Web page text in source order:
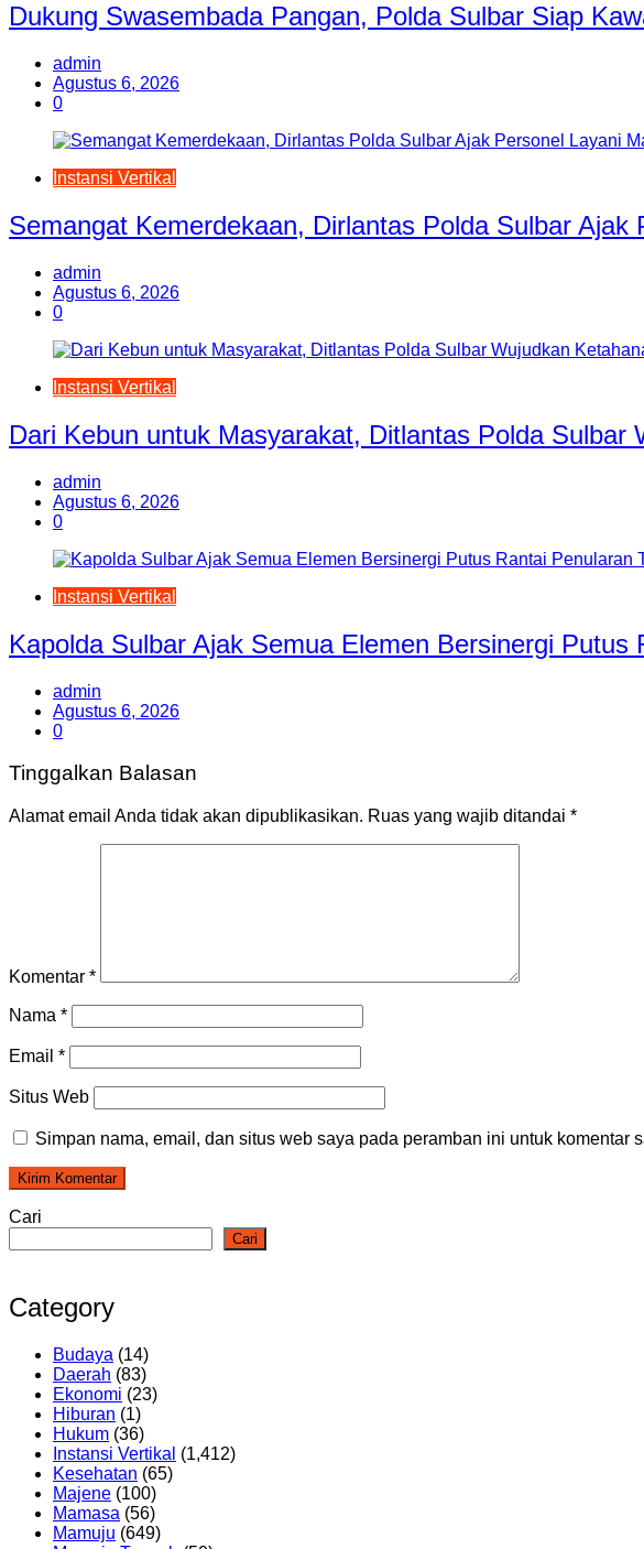
Dukung Swasembada Pangan, Polda Sulbar Siap
admin
Agustus 6, 2026
0
Instansi Vertikal
Semangat Kemerdekaan, Dirlantas Polda Sulbar
admin
Agustus 6, 2026
0
Instansi Vertikal
Dari Kebun untuk Masyarakat, Ditlantas Polda Sulbar
admin
Agustus 6, 2026
0
Instansi Vertikal
Kapolda Sulbar Ajak Semua Elemen Bersinergi Putus
admin
Agustus 6, 2026
0
Tinggalkan Balasan
Alamat email Anda tidak akan dipublikasikan. Ruas yang wajib ditandai *
Komentar *
Nama *
Email *
Situs Web
Simpan nama, email, dan situs web saya pada peramban ini untuk komentar
Cari
Cari
Category
Budaya (14)
Daerah (83)
Ekonomi (23)
Hiburan (1)
Hukum (36)
Instansi Vertikal (1,412)
Kesehatan (65)
Majene (100)
Mamasa (56)
Mamuju (649)